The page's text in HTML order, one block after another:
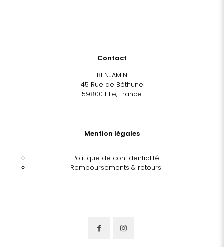
Contact
BENJAMIN
45 Rue de Béthune
59800 Lille, France
Mention légales
Politique de confidentialité
Remboursements & retours